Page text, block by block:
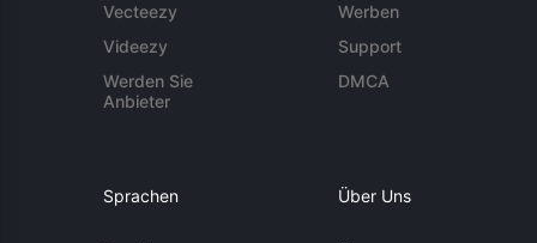
Vecteezy
Videezy
Werden Sie
Anbieter
Werben
Support
DMCA
Sprachen Über Uns